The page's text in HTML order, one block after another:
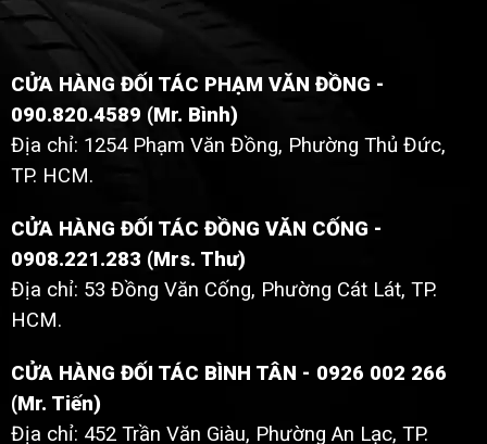
CỬA HÀNG ĐỐI TÁC PHẠM VĂN ĐỒNG -
090.820.4589 (Mr. Bình)
Địa chỉ: 1254 Phạm Văn Đồng, Phường Thủ Đức,
TP. HCM.
CỬA HÀNG ĐỐI TÁC ĐỒNG VĂN CỐNG -
0908.221.283 (Mrs. Thư)
Địa chỉ: 53 Đồng Văn Cống, Phường Cát Lát, TP.
HCM.
CỬA HÀNG ĐỐI TÁC BÌNH TÂN - 0926 002 266
(Mr. Tiến)
Địa chỉ: 452 Trần Văn Giàu, Phường An Lạc, TP.